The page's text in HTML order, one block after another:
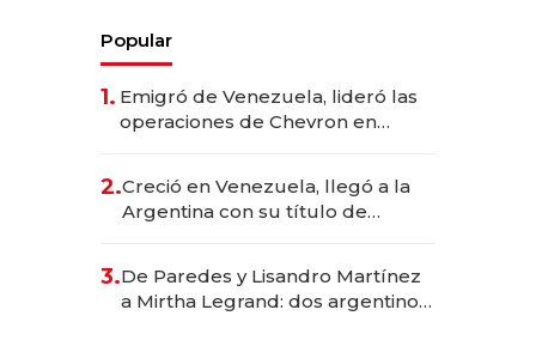
Popular
1. Emigró de Venezuela, lideró las
operaciones de Chevron en
2.Creció en Venezuela, llegó a la
Argentina con su título de
las marcas "fast premium"
3.De Paredes y Lisandro Martínez
a Mirtha Legrand: dos argentinos